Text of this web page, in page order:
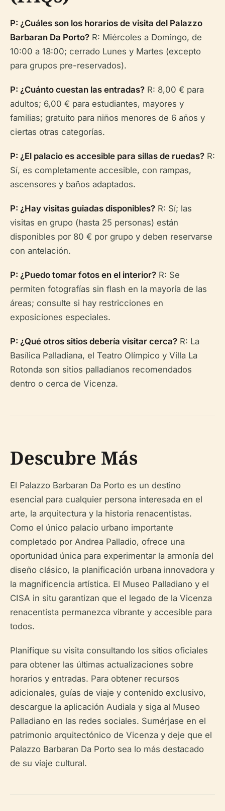
P: ¿Cuáles son los horarios de visita del Palazzo
Barbaran Da Porto? R: Miércoles a Domingo, de
10:00 a 18:00; cerrado Lunes y Martes (excepto
para grupos pre-reservados).
P: ¿Cuánto cuestan las entradas? R: 8,00 € para
adultos; 6,00 € para estudiantes, mayores y
familias; gratuito para niños menores de 6 años y
ciertas otras categorías.
P: ¿El palacio es accesible para sillas de ruedas? R:
Sí, es completamente accesible, con rampas,
ascensores y baños adaptados.
P: ¿Hay visitas guiadas disponibles? R: Sí; las
visitas en grupo (hasta 25 personas) están
disponibles por 80 € por grupo y deben reservarse
con antelación.
P: ¿Puedo tomar fotos en el interior? R: Se
permiten fotografías sin flash en la mayoría de las
áreas; consulte si hay restricciones en
exposiciones especiales.
P: ¿Qué otros sitios debería visitar cerca? R: La
Basílica Palladiana, el Teatro Olímpico y Villa La
Rotonda son sitios palladianos recomendados
dentro o cerca de Vicenza.
Descubre Más
El Palazzo Barbaran Da Porto es un destino
esencial para cualquier persona interesada en el
arte, la arquitectura y la historia renacentistas.
Como el único palacio urbano importante
completado por Andrea Palladio, ofrece una
oportunidad única para experimentar la armonía del
diseño clásico, la planificación urbana innovadora y
la magnificencia artística. El Museo Palladiano y el
CISA in situ garantizan que el legado de la Vicenza
renacentista permanezca vibrante y accesible para
todos.
Planifique su visita consultando los sitios oficiales
para obtener las últimas actualizaciones sobre
horarios y entradas. Para obtener recursos
adicionales, guías de viaje y contenido exclusivo,
descargue la aplicación Audiala y siga al Museo
Palladiano en las redes sociales. Sumérjase en el
patrimonio arquitectónico de Vicenza y deje que el
Palazzo Barbaran Da Porto sea lo más destacado
de su viaje cultural.